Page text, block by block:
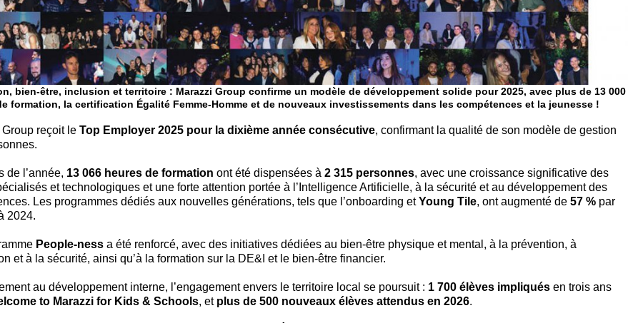
bien-être, inclusion et territoire : Marazzi Group confirme un modèle de développement solide pour 2025, avec plus de 13 000
formation, la certification Égalité Femme-Homme et de nouveaux investissements dans les compétences et la jeunesse !
Group reçoit le Top Employer 2025 pour la dixième année consécutive, confirmant la qualité de son modèle de gestion
de l’année, 13 066 heures de formation ont été dispensées à 2 315 personnes, avec une croissance significative des
et technologiques et une forte attention portée à l’Intelligence Artificielle, à la sécurité et au développement des
Les programmes dédiés aux nouvelles générations, tels que l’onboarding etYoung Tile, ont augmenté de 57 % par
2024.
People-ness a été renforcé, avec des initiatives dédiées au bien-être physique et mental, à la prévention, à
et à la sécurité, ainsi qu’à la formation sur la DE&I et le bien-être financier.
au développement interne, l’engagement envers le territoire local se poursuit : 1 700 élèves impliqués en trois ans
to Marazzi for Kids & Schools, et plus de 500 nouveaux élèves attendus en 2026.